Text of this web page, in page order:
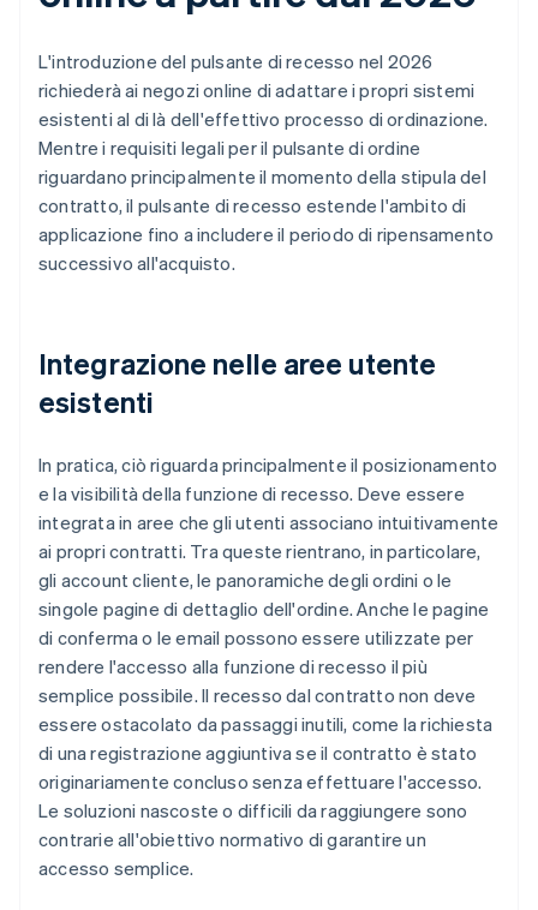
L'introduzione del pulsante di recesso nel 2026
richiederà ai negozi online di adattare i propri sistemi
esistenti al di là dell'effettivo processo di ordinazione.
Mentre i requisiti legali per il pulsante di ordine
riguardano principalmente il momento della stipula del
contratto, il pulsante di recesso estende l'ambito di
applicazione fino a includere il periodo di ripensamento
successivo all'acquisto.
Integrazione nelle aree utente
esistenti
In pratica, ciò riguarda principalmente il posizionamento
e la visibilità della funzione di recesso. Deve essere
integrata in aree che gli utenti associano intuitivamente
ai propri contratti. Tra queste rientrano, in particolare,
gli account cliente, le panoramiche degli ordini o le
singole pagine di dettaglio dell'ordine. Anche le pagine
di conferma o le email possono essere utilizzate per
rendere l'accesso alla funzione di recesso il più
semplice possibile. Il recesso dal contratto non deve
essere ostacolato da passaggi inutili, come la richiesta
di una registrazione aggiuntiva se il contratto è stato
originariamente concluso senza effettuare l'accesso.
Le soluzioni nascoste o difficili da raggiungere sono
contrarie all'obiettivo normativo di garantire un
accesso semplice.